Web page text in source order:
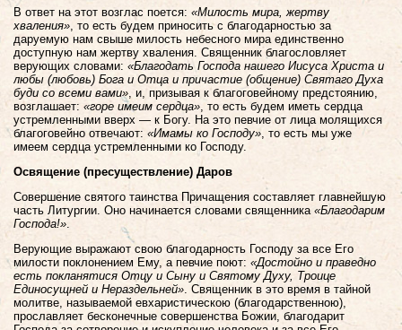
В ответ на этот возглас поется: «Милость мира, жертву
хваления», то есть будем приносить с благодарностью за
даруемую нам свыше милость небесного мира единственно
доступную нам жертву хваления. Священник благословляет
верующих словами: «Благодать Господа нашего Иисуса Христа и
любы (любовь) Бога и Отца и причастие (общение) Святаго Духа
буди со всеми вами», и, призывая к благоговейному предстоянию,
возглашает: «горе имеим сердца», то есть будем иметь сердца
устремленными вверх — к Богу. На это певчие от лица молящихся
благоговейно отвечают: «Имамы ко Господу», то есть мы уже
имеем сердца устремленными ко Господу.
Освящение (пресуществление) Даров
Совершение святого таинства Причащения составляет главнейшую
часть Литургии. Оно начинается словами священника «Благодарим
Господа!».
Верующие выражают свою благодарность Господу за все Его
милости поклонением Ему, а певчие поют: «Достойно и праведно
есть покланятися Отцу и Сыну и Святому Духу, Троице
Единосущней и Нераздельней». Священник в это время в тайной
молитве, называемой евхаристическою (благодарственною),
прославляет бесконечные совершенства Божии, благодарит